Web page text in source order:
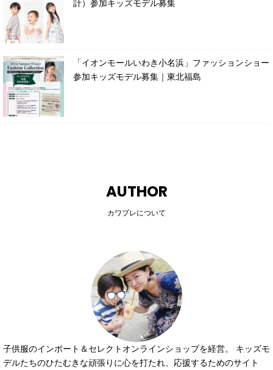
計）参加キッズモデル募集
「イオンモールいわき小名浜」ファッションショー
参加キッズモデル募集｜東北福島
AUTHOR
カワプレについて
子供服のインポート＆セレクトオンラインショップを経営。 キッズモ
デルたちのひたむきな頑張りに心を打たれ、応援するためのサイト